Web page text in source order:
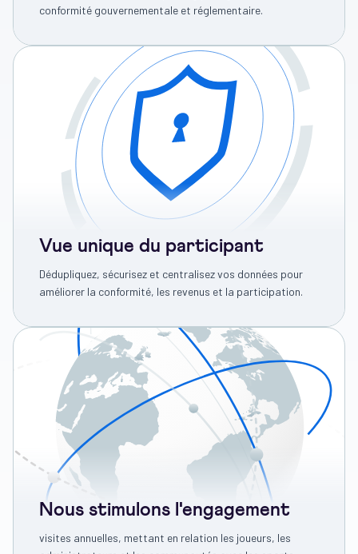
conformité gouvernementale et réglementaire.
Vue unique du participant
Dédupliquez, sécurisez et centralisez vos données pour
améliorer la conformité, les revenus et la participation.
Nous stimulons l'engagement
visites annuelles, mettant en relation les joueurs, les